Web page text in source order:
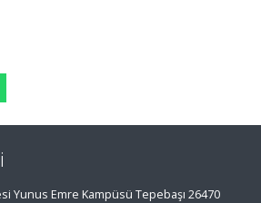
Yunus Emre Kampüsü Tepebaşı 26470